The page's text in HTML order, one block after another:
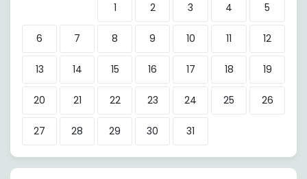
1
2 3 4 5
6 7 8 9 10 11 12
13 14 15 16 17 18 19
20 21 22 23 24 25 26
27 28 29 30 31